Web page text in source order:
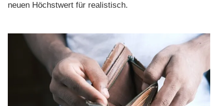
neuen Höchstwert für realistisch.